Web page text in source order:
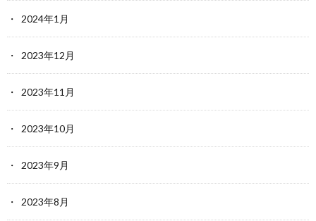
2024年1月
2023年12月
2023年11月
2023年10月
2023年9月
2023年8月